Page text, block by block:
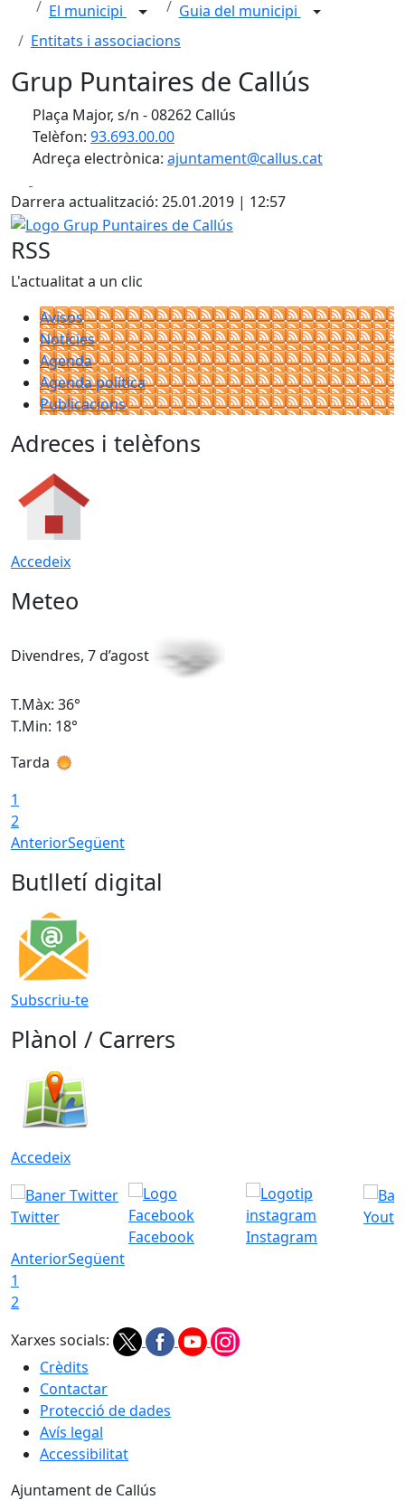
El municipi
Guia del municipi
Entitats i associacions
Grup Puntaires de Callús
Plaça Major, s/n - 08262 Callús
Telèfon: 93.693.00.00
Adreça electrònica: ajuntament@callus.cat
Darrera actualització: 25.01.2019 | 12:57
Logo Grup Puntaires de Callús
RSS
L'actualitat a un clic
Avisos
Notícies
Agenda
Agenda política
Publicacions
Adreces i telèfons
Accedeix
Meteo
Divendres, 7 d’agost
T.Màx: 36°
T.Min: 18°
Tarda
1
2
AnteriorSegüent
Butlletí digital
Subscriu-te
Plànol / Carrers
Accedeix
Twitter
Facebook
Instagram
AnteriorSegüent
1
2
Xarxes socials:
Crèdits
Contactar
Protecció de dades
Avís legal
Accessibilitat
Ajuntament de Callús